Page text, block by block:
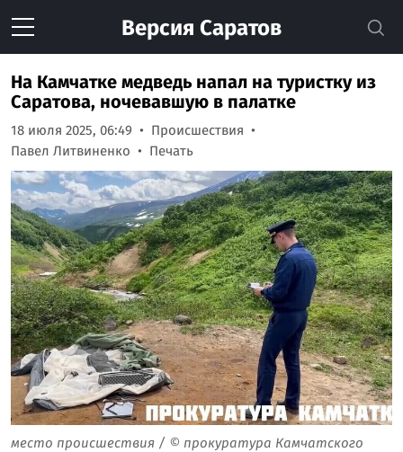
Версия Саратов
На Камчатке медведь напал на туристку из
Саратова, ночевавшую в палатке
18 июля 2025, 06:49
Происшествия
Павел Литвиненко
Печать
место происшествия / © прокуратура Камчатского